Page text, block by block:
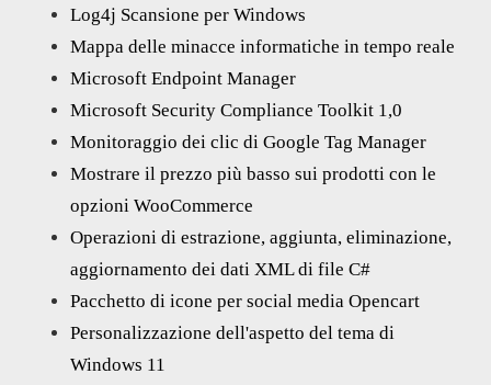
Log4j Scansione per Windows
Mappa delle minacce informatiche in tempo reale
Microsoft Endpoint Manager
Microsoft Security Compliance Toolkit 1,0
Monitoraggio dei clic di Google Tag Manager
Mostrare il prezzo più basso sui prodotti con le
opzioni WooCommerce
Operazioni di estrazione, aggiunta, eliminazione,
aggiornamento dei dati XML di file C#
Pacchetto di icone per social media Opencart
Personalizzazione dell'aspetto del tema di
Windows 11